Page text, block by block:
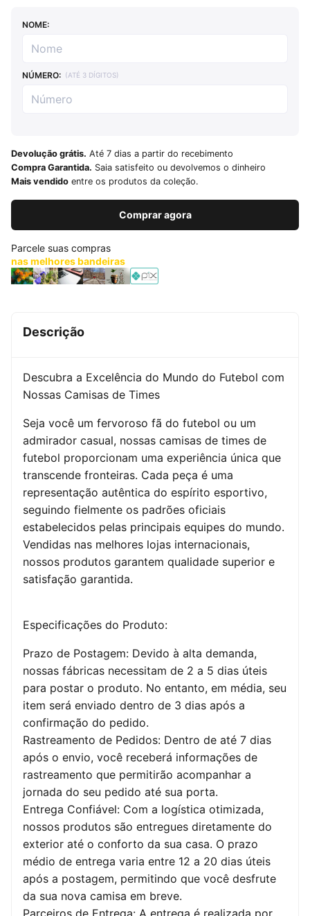
NOME:
NÚMERO: (ATÉ 3 DÍGITOS)
Devolução grátis. Até 7 dias a partir do recebimento
Compra Garantida. Saia satisfeito ou devolvemos o dinheiro
Mais vendido entre os produtos da coleção.
Comprar agora
Parcele suas compras
nas melhores bandeiras
Descrição
Descubra a Excelência do Mundo do Futebol com
Nossas Camisas de Times
Seja você um fervoroso fã do futebol ou um
admirador casual, nossas camisas de times de
futebol proporcionam uma experiência única que
transcende fronteiras. Cada peça é uma
representação autêntica do espírito esportivo,
seguindo fielmente os padrões oficiais
estabelecidos pelas principais equipes do mundo.
Vendidas nas melhores lojas internacionais,
nossos produtos garantem qualidade superior e
satisfação garantida.
Especificações do Produto:
Prazo de Postagem: Devido à alta demanda,
nossas fábricas necessitam de 2 a 5 dias úteis
para postar o produto. No entanto, em média, seu
item será enviado dentro de 3 dias após a
confirmação do pedido.
Rastreamento de Pedidos: Dentro de até 7 dias
após o envio, você receberá informações de
rastreamento que permitirão acompanhar a
jornada do seu pedido até sua porta.
Entrega Confiável: Com a logística otimizada,
nossos produtos são entregues diretamente do
exterior até o conforto da sua casa. O prazo
médio de entrega varia entre 12 a 20 dias úteis
após a postagem, permitindo que você desfrute
da sua nova camisa em breve.
Parceiros de Entrega: A entrega é realizada por